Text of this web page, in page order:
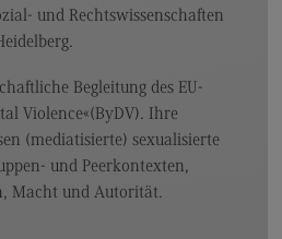
und Rechtswissenschaften
Begleitung des EU-
Violence«(ByDV). Ihre
(mediatisierte) sexualisierte
und Peerkontexten,
Macht und Autorität.